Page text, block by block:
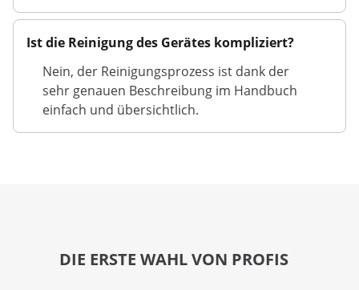
Ist die Reinigung des Gerätes kompliziert?
Nein, der Reinigungsprozess ist dank der
sehr genauen Beschreibung im Handbuch
einfach und übersichtlich.
DIE ERSTE WAHL VON PROFIS